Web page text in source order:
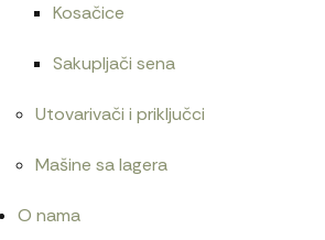
Kosačice
Sakupljači sena
Utovarivači i priključci
Mašine sa lagera
O nama
7.500RSD
RSD